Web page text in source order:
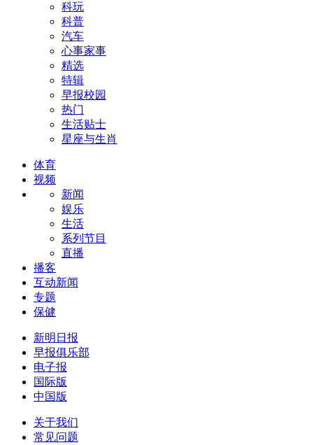
科玩
科普
汽车
心事家事
精选
特辑
早报校园
热门
生活贴士
星座与生肖
体育
视频
新闻
娱乐
生活
系列节目
直播
播客
互动新闻
专题
保健
新明日报
早报俱乐部
电子报
国际版
中国版
关于我们
常见问题